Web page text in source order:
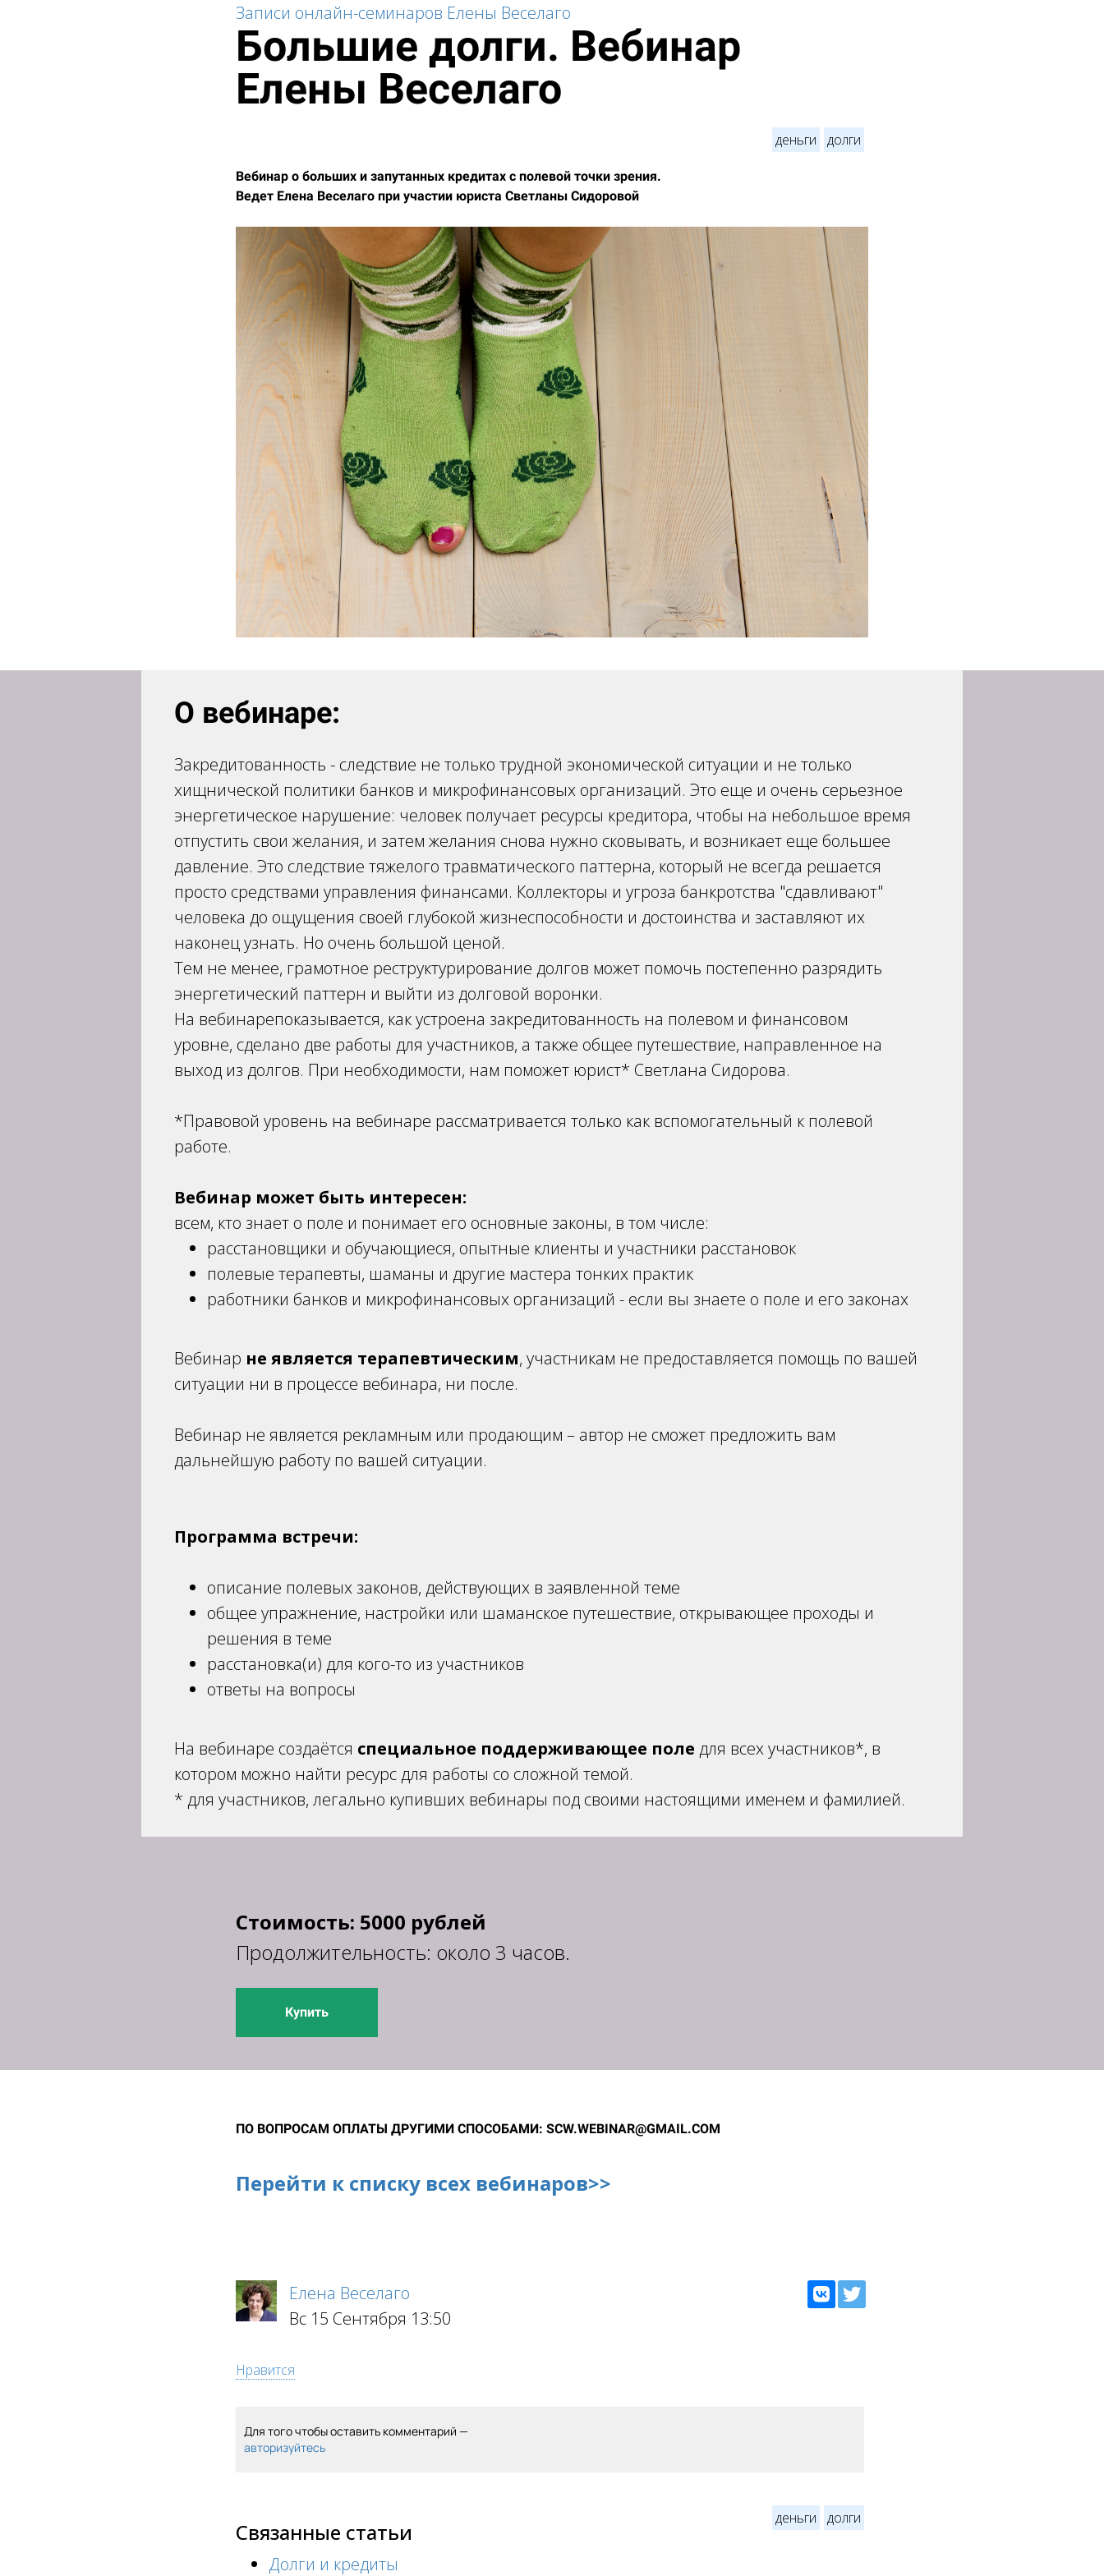
Записи онлайн-семинаров Елены Веселаго
Большие долги. Вебинар
Елены Веселаго
деньги долги
Вебинар о больших и запутанных кредитах с полевой точки зрения.
Ведет Елена Веселаго при участии юриста Светланы Сидоровой
О вебинаре:
Закредитованность - следствие не только трудной экономической ситуации и не только
хищнической политики банков и микрофинансовых организаций. Это еще и очень серьезное
энергетическое нарушение: человек получает ресурсы кредитора, чтобы на небольшое время
отпустить свои желания, и затем желания снова нужно сковывать, и возникает еще большее
давление. Это следствие тяжелого травматического паттерна, который не всегда решается
просто средствами управления финансами. Коллекторы и угроза банкротства "сдавливают"
человека до ощущения своей глубокой жизнеспособности и достоинства и заставляют их
наконец узнать. Но очень большой ценой.
Тем не менее, грамотное реструктурирование долгов может помочь постепенно разрядить
энергетический паттерн и выйти из долговой воронки.
На вебинарепоказывается, как устроена закредитованность на полевом и финансовом
уровне, сделано две работы для участников, а также общее путешествие, направленное на
выход из долгов. При необходимости, нам поможет юрист* Светлана Сидорова.
*Правовой уровень на вебинаре рассматривается только как вспомогательный к полевой
работе.
Вебинар может быть интересен:
всем, кто знает о поле и понимает его основные законы, в том числе:
расстановщики и обучающиеся, опытные клиенты и участники расстановок
полевые терапевты, шаманы и другие мастера тонких практик
работники банков и микрофинансовых организаций - если вы знаете о поле и его законах
Вебинар не является терапевтическим, участникам не предоставляется помощь по вашей
ситуации ни в процессе вебинара, ни после.
Вебинар не является рекламным или продающим – автор не сможет предложить вам
дальнейшую работу по вашей ситуации.
Программа встречи:
описание полевых законов, действующих в заявленной теме
общее упражнение, настройки или шаманское путешествие, открывающее проходы и
решения в теме
расстановка(и) для кого-то из участников
ответы на вопросы
На вебинаре создаётся специальное поддерживающее поле для всех участников*, в
котором можно найти ресурс для работы со сложной темой.
* для участников, легально купивших вебинары под своими настоящими именем и фамилией.
Стоимость: 5000 рублей
Продолжительность: около 3 часов.
Купить
ПО ВОПРОСАМ ОПЛАТЫ ДРУГИМИ СПОСОБАМИ: SCW.WEBINAR@GMAIL.COM
Перейти к списку всех вебинаров>>
Елена Веселаго
Вс 15 Сентября 13:50
Нравится
Для того чтобы оставить комментарий —
авторизуйтесь
деньги долги
Связанные статьи
Долги и кредиты